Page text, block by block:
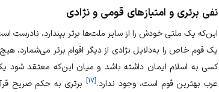
نفی برتری و امتیازهای قومی و نژادی
این‌که یک ملتی خودش را از سایر ملت‌ها برتر بپندارد، نادرست
یک قوم خاص را به‌دلایل نژادی از دیگر اقوام برتر می‌شمارد،
کسی به اسلام ایمان داشته باشد و میان این‌که معتقد
عرب بهترین قوم است، وجود ندارد.[۱۷]
برتری به حکم صریح